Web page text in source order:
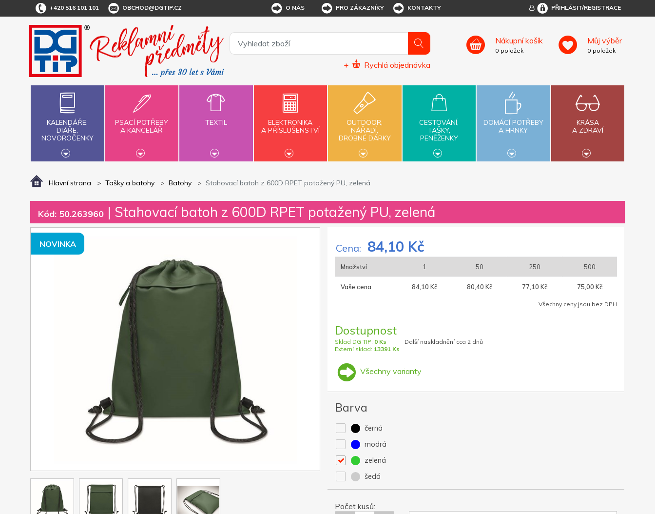
+420 516 101 101 OBCHOD@DGTIP.CZ O NÁS PRO ZÁKAZNÍKY KONTAKTY PŘIHLÁSIT/REGISTRACE
+ Rychlá objednávka
Nákupní košík
0 položek
Můj výběr
0 položek
KALENDÁŘE,
DIÁŘE,
NOVOROČENKY
PSACÍ POTŘEBY
A KANCELÁŘ
TEXTIL
ELEKTRONIKA
A PŘÍSLUŠENSTVÍ
OUTDOOR,
NÁŘADÍ,
DROBNÉ DÁRKY
CESTOVÁNÍ,
TAŠKY,
PENĚŽENKY
DOMÁCÍ POTŘEBY
A HRNKY
KRÁSA
A ZDRAVÍ
Hlavní strana Tašky a batohy Batohy Stahovací batoh z 600D RPET potažený PU, zelená
Kód: 50.263960 | Stahovací batoh z 600D RPET potažený PU, zelená
NOVINKA Cena: 84,10 Kč
Množství 1 50 250 500
Vaše cena 84,10 Kč 80,40 Kč 77,10 Kč 75,00 Kč
Všechny ceny jsou bez DPH
Dostupnost
Sklad DG TIP: 0 Ks
Externí sklad: 13391 Ks
Další naskladnění cca 2 dnů
Všechny varianty
Barva
černá
modrá
zelená
šedá
Počet kusů: